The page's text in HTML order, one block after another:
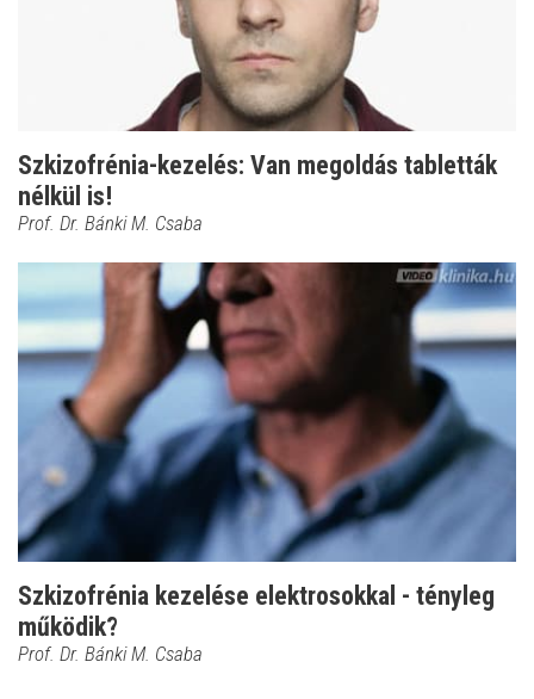
Szkizofrénia-kezelés: Van megoldás tabletták
nélkül is!
Prof. Dr. Bánki M. Csaba
Szkizofrénia kezelése elektrosokkal - tényleg
működik?
Prof. Dr. Bánki M. Csaba